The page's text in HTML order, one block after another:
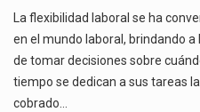
La flexibilidad laboral se ha
en el mundo laboral, brindando
de tomar decisiones sobre
tiempo se dedican a sus tareas
cobrado…